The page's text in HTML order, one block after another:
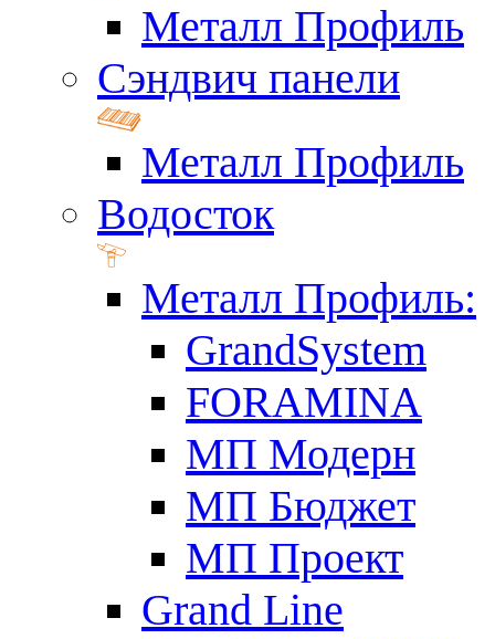
Металл Профиль
Сэндвич панели
Металл Профиль
Водосток
Металл Профиль:
GrandSystem
FORAMINA
МП Модерн
МП Бюджет
МП Проект
Grand Line